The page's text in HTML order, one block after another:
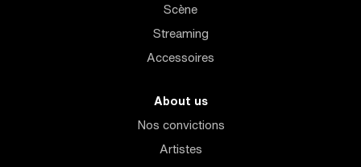
Scène
Streaming
Accessoires
About us
Nos convictions
Artistes